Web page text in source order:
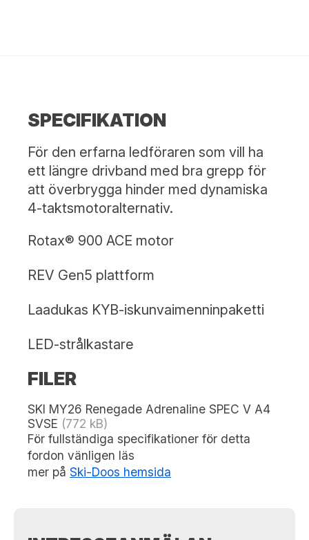
SPECIFIKATION
För den erfarna ledföraren som vill ha
ett längre drivband med bra grepp för
att överbrygga hinder med dynamiska
4-taktsmotoralternativ.
Rotax® 900 ACE motor
REV Gen5 plattform
Laadukas KYB-iskunvaimenninpaketti
LED-strålkastare
FILER
SKI MY26 Renegade Adrenaline SPEC V A4
SVSE (772 kB)
För fullständiga specifikationer för detta
fordon vänligen läs
mer på Ski-Doos hemsida